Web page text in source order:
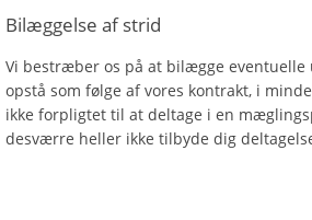
Bilæggelse af strid
Vi bestræber os på at bilægge eventuelle
opstå som følge af vores kontrakt, i
ikke forpligtet til at deltage i en
desværre heller ikke tilbyde dig